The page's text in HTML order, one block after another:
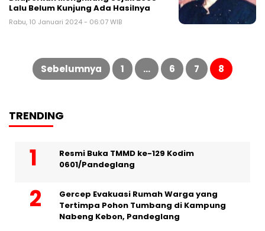
Lalu Belum Kunjung Ada Hasilnya
Rabu, 10 Januari 2024 - 06:07 WIB
Paginasi
posSebelumnya 1 … 6 7 8
TRENDING
Resmi Buka TMMD ke-129 Kodim
0601/Pandeglang
Gercep Evakuasi Rumah Warga yang
Tertimpa Pohon Tumbang di Kampung
Nabeng Kebon, Pandeglang